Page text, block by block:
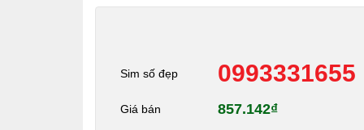
Sim số đẹp 0993331655
Giá bán 857.142₫